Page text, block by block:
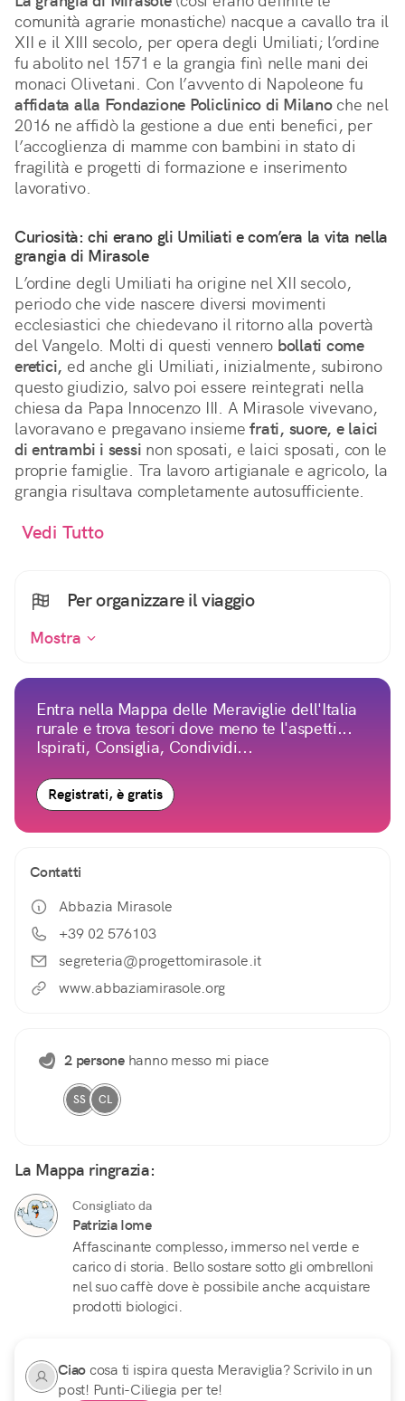
comunità agrarie monastiche) nacque a cavallo tra il
XII e il XIII secolo, per opera degli Umiliati; l’ordine
fu abolito nel 1571 e la grangia finì nelle mani dei
monaci Olivetani. Con l’avvento di Napoleone fu
affidata alla Fondazione Policlinico di Milanoche nel
2016 ne affidò la gestione a due enti benefici, per
l’accoglienza di mamme con bambini in stato di
fragilità e progetti di formazione e inserimento
lavorativo.
Curiosità: chi erano gli Umiliati e com’era la vita nella
grangia di Mirasole
L’ordine degli Umiliati ha origine nel XII secolo,
periodo che vide nascere diversi movimenti
ecclesiastici che chiedevano il ritorno alla povertà
del Vangelo. Molti di questi vennero bollati come
eretici, ed anche gli Umiliati, inizialmente, subirono
questo giudizio, salvo poi essere reintegrati nella
chiesa da Papa Innocenzo III. A Mirasole vivevano,
lavoravano e pregavano insiemefrati, suore, e laici
di entrambi i sessi non sposati, e laici sposati, con le
proprie famiglie. Tra lavoro artigianale e agricolo, la
grangia risultava completamente autosufficiente.
Vedi Tutto
Per organizzare il viaggio
Mostra
Entra nella Mappa delle Meraviglie dell'Italia
rurale e trova tesori dove meno te l'aspetti...
Ispirati, Consiglia, Condividi...
Registrati, è gratis
Contatti
Abbazia Mirasole
+39 02 576103
segreteria@progettomirasole.it
www.abbaziamirasole.org
2 personehanno messo mi piace
SS CL
La Mappa ringrazia:
Consigliato da
Patrizia Iome
Affascinante complesso, immerso nel verde e
carico di storia. Bello sostare sotto gli ombrelloni
nel suo caffè dove è possibile anche acquistare
prodotti biologici.
Ciaocosa ti ispira questa Meraviglia? Scrivilo in un
post! Punti-Ciliegia per te!